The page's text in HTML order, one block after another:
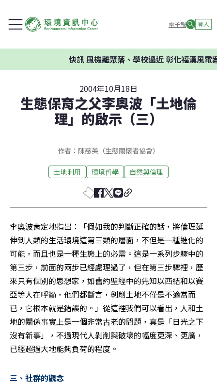
電子報 登入
快訊風機離聚落、學校過近 彰化福漢風電案
2004年10月18日
生態保育之父李奧波「土地倫
理」的啟示（三）
作者：陳慈美（生態關懷者協會）
土地利用 環境哲學 自然與倫理
李奧波肯定地指出：「假如我的判斷正確的話，將倫理延
伸到人類的生活環境這第三類的層面，不但是一種進化的
可能，而且也是一種生態上的必需。這是一系列步驟中的
第三步，前面的兩步已經處理過了，但在第三步驟裡，歷
來只有個別的思想家，如舊約聖經中的先知以西結和以賽
亞等人在呼籲，他們都斷言，剝削土地不僅是不適當而
已，它根本就是錯誤的。」從這裡我們可以看出，人和土
地的關係事實上是一個非常古老的問題，真是「日光之下
沒有新事」，不過現代人剝削與破壞的幅度更深、更廣，
已經超過大地能夠負荷的程度。
三、社群的觀念